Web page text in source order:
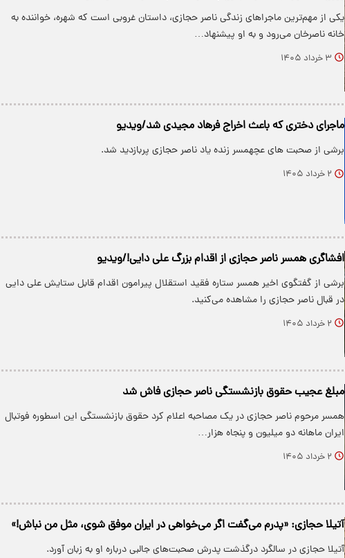
یکی از مهم‌ترین ماجرا‌های زندگی ناصر حجازی، داستان غروبی است که شهره، خواننده به
خانه ناصرخان می‌رود و به او پیشنهاد…
۳ خرداد ۱۴۰۵
ماجرای دختری که باعث اخراج فرهاد مجیدی شد/ویدیو
برشی از صحبت های عچهمسر زنده یاد ناصر حجازی پربازدید شد.
۲ خرداد ۱۴۰۵
افشاگری همسر ناصر حجازی از اقدام بزرگ علی دایی!/ویدیو
برشی از گفتگوی اخیر همسر ستاره فقید استقلال پیرامون اقدام قابل ستایش علی دایی
در قبال ناصر حجازی را مشاهده می‌کنید.
۲ خرداد ۱۴۰۵
مبلغ عجیب حقوق بازنشستگی ناصر حجازی فاش شد
همسر مرحوم ناصر حجازی در یک مصاحبه اعلام کرد حقوق بازنشستگی این اسطوره فوتبال
ایران ماهانه دو میلیون و پنجاه هزار…
۲ خرداد ۱۴۰۵
آتیلا حجازی: «پدرم می‌گفت اگر می‌خواهی در ایران موفق شوی، مثل من نباش!»
آتیلا حجازی در سالگرد درگذشت پدرش صحبت‌های جالبی درباره او به زبان آورد.